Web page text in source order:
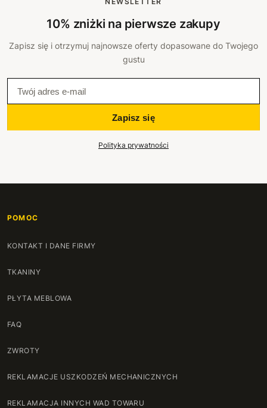
10% zniżki na pierwsze zakupy
Zapisz się i otrzymuj najnowsze oferty dopasowane do Twojego
gustu
Zapisz się
Polityka prywatności
POMOC
KONTAKT I DANE FIRMY
TKANINY
PŁYTA MEBLOWA
FAQ
ZWROTY
REKLAMACJE USZKODZEŃ MECHANICZNYCH
REKLAMACJA INNYCH WAD TOWARU